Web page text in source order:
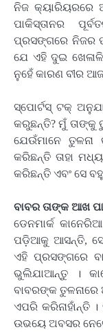
ନିଜ କ୍ୟାରିୟରରେ
ପାକିସ୍ତାନର
ପ୍ରସଙ୍ଗରେ ନିଜର
ଯେ ଏହି ଦୁଇ
ନୁହେଁ କାରଣ ବୀର
ସ୍ପୋର୍ଟସ୍ ଟକ୍
କରୁଛନ୍ତି? ମୁଁ ତାଙ୍କୁ
ଯେଉଁମାନେ
କରିଛନ୍ତି ତାହା
କରିଛନ୍ତି ଏବଂ ସେ
ବାବର ତାଙ୍କ ଆଖ
ଡେନମାର୍କ
ପଡ଼ିଆକୁ ଆସନ୍ତି,
ଏହି ପ୍ରସଙ୍ଗରେ
ଭୁଲିଯାଆନ୍ତୁ ।
ବାବରଙ୍କ ତୁଳନାରେ
ଏପରି କରିନାହାଁନ୍ତି
ଉଭୟେ ଅବସର